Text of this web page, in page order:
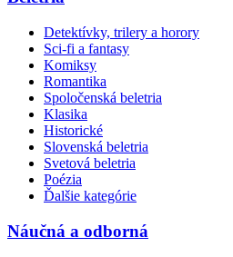
Detektívky, trilery a horory
Sci-fi a fantasy
Komiksy
Romantika
Spoločenská beletria
Klasika
Historické
Slovenská beletria
Svetová beletria
Poézia
Ďalšie kategórie
Náučná a odborná